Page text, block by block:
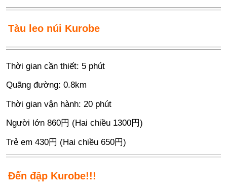
Tàu leo núi Kurobe
Thời gian cần thiết: 5 phút
Quãng đường: 0.8km
Thời gian vận hành: 20 phút
Người lớn 860円 (Hai chiều 1300円)
Trẻ em 430円 (Hai chiều 650円)
Đến đập Kurobe!!!